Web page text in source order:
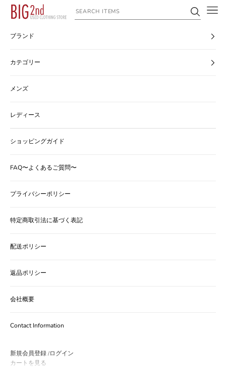
コンテンツへスキップ
ヴィンテージ古着のオンライン通販なら【公式】古着屋BIG2nd
ブランド
カテゴリー
メンズ
レディース
ショッピングガイド
FAQ〜よくあるご質問〜
プライバシーポリシー
特定商取引法に基づく表記
配送ポリシー
返品ポリシー
会社概要
Contact Information
新規会員登録 /ログイン
カートを見る